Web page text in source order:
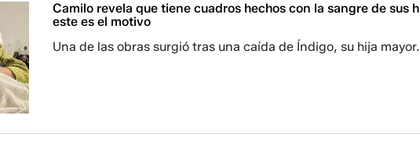
Camilo revela que tiene cuadros hechos con la sangre de sus
este es el motivo
Una de las obras surgió tras una caída de Índigo, su hija mayor.